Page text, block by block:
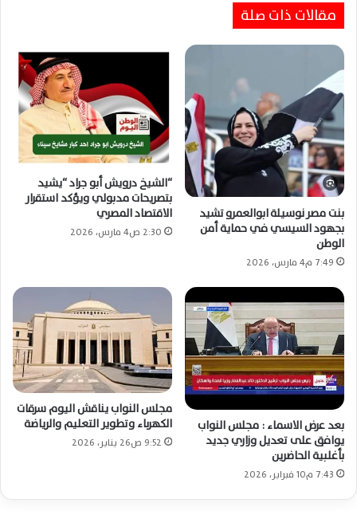
مقالات ذات صلة
بنت مصر نوسيلة ابوالعمرو تشيد
بجهود السيسي في حماية أمن
الوطن
7:49 م4 مارس، 2026
“الشيخ درويش أبو جراد “يشيد
بتصريحات مدبولي ويؤكد استقرار
الاقتصاد المصري
2:30 ص4 مارس، 2026
بعد عرض الاسماء : مجلس النواب
يوافق على تعديل وزاري جديد
بأغلبية الحاضرين
7:43 م10 فبراير، 2026
مجلس النواب يناقش اليوم سرقات
الكهرباء وتطوير التعليم والرياضة
9:52 ص26 يناير، 2026